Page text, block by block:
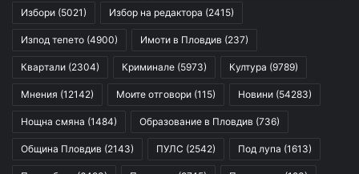
Избори (5021) Избор на редактора (2415)
Изпод тепето (4900) Имоти в Пловдив (237)
Квартали (2304) Криминале (5973) Култура (9789)
Мнения (12142) Моите отговори (115) Новини (54283)
Нощна смяна (1484) Образование в Пловдив (736)
Община Пловдив (2143) ПУЛС (2542) Под лупа (1613)